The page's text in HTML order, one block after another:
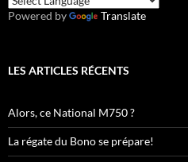
Powered by Translate
LES ARTICLES RÉCENTS
Alors, ce National M750 ?
La régate du Bono se prépare!